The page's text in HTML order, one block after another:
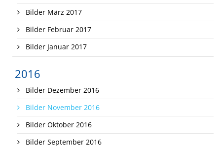
Bilder März 2017
Bilder Februar 2017
Bilder Januar 2017
2016
Bilder Dezember 2016
Bilder November 2016
Bilder Oktober 2016
Bilder September 2016